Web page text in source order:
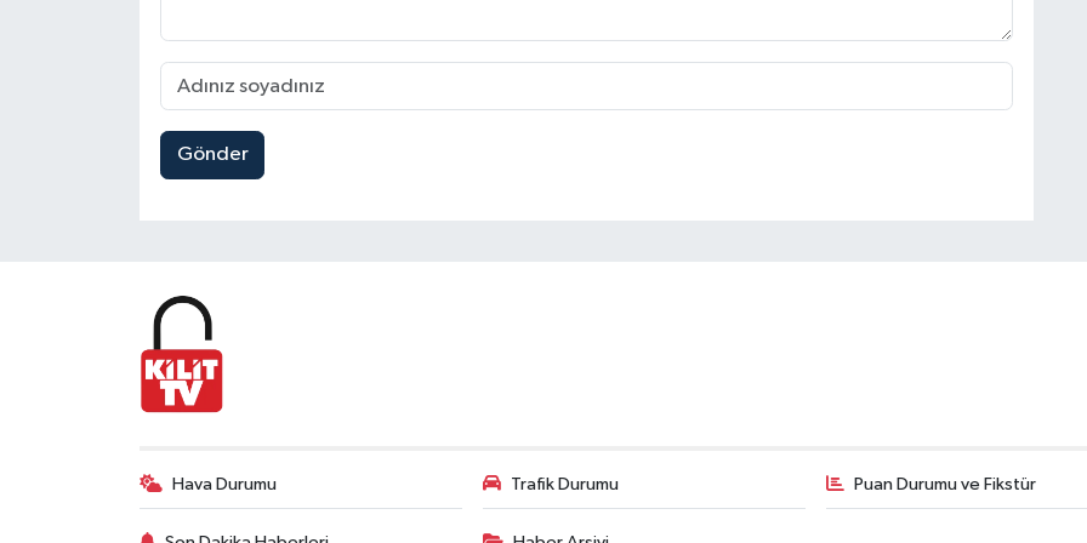
Gönder
Hava Durumu Trafik Durumu Puan Durumu ve Fikstür